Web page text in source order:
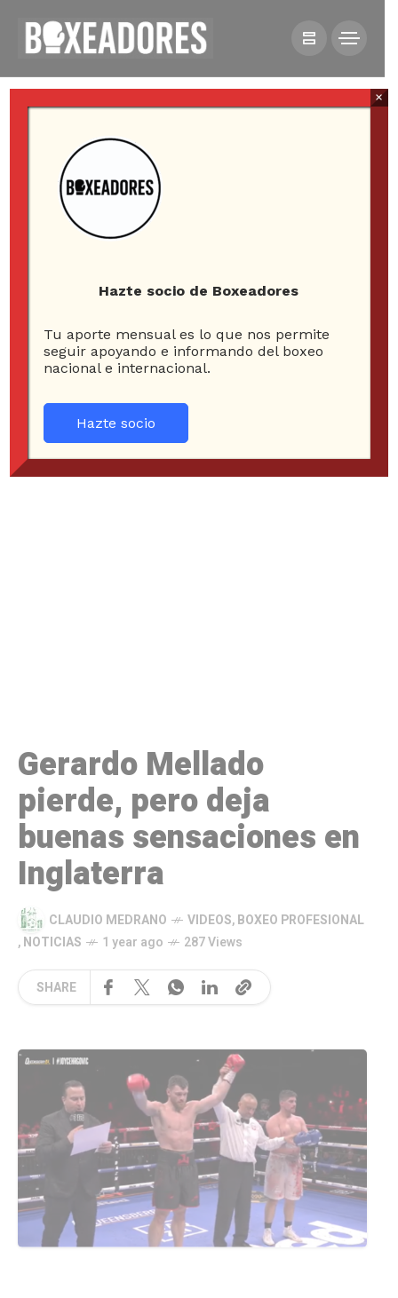
VIDEOS
SENSACIONES EN INGLATERRA
Gerardo Mellado
pierde, pero deja
buenas sensaciones en
Inglaterra
CLAUDIO MEDRANO VIDEOS,BOXEO PROFESIONAL
,NOTICIAS 1 year ago 287 Views
SHARE
Hazte socio de Boxeadores
Tu aporte mensual es lo que nos permite
seguir apoyando e informando del boxeo
nacional e internacional.
Hazte socio
×